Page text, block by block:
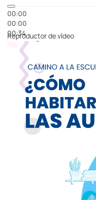
00:00
00:00
00:34
Reproductor de vídeo